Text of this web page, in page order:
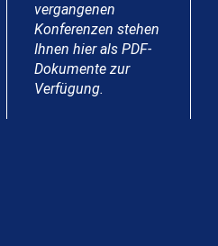
vergangenen
Konferenzen stehen
Ihnen hier als PDF-
Dokumente zur
Verfügung.